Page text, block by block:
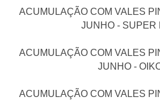
ACUMULAÇÃO COM VALES
JUNHO - SUPER
ACUMULAÇÃO COM VALES
JUNHO -
ACUMULAÇÃO COM VALES